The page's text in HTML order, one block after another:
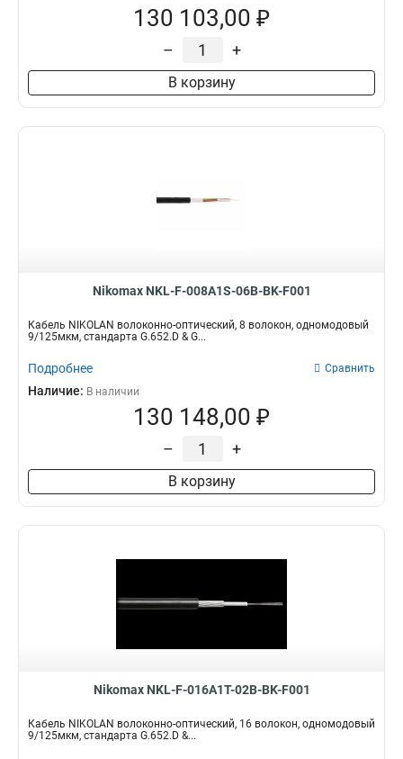
130 103,00 ₽
– +
В корзину
Nikomax NKL-F-008A1S-06B-BK-F001
Кабель NIKOLAN волоконно-оптический, 8 волокон, одномодовый
9/125мкм, стандарта G.652.D & G...
Подробнее Сравнить
Наличие: В наличии
130 148,00 ₽
– +
В корзину
Nikomax NKL-F-016A1T-02B-BK-F001
Кабель NIKOLAN волоконно-оптический, 16 волокон, одномодовый
9/125мкм, стандарта G.652.D &...